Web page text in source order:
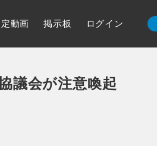
動画 掲示板 ログイン
議会が注意喚起